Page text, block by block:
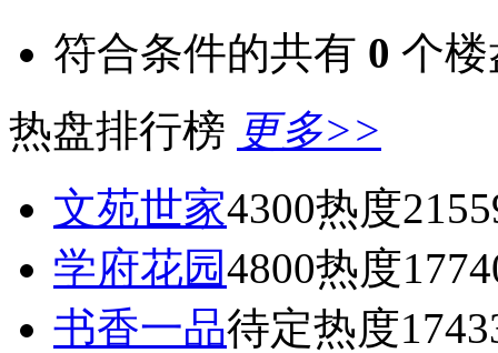
符合条件的共有 0 个楼
热盘排行榜 更多>>
文苑世家4300热度
学府花园4800热度
书香一品待定热度